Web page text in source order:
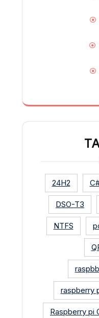
24H2
DSO-T3
NTFS
raspberry
Raspberry pi